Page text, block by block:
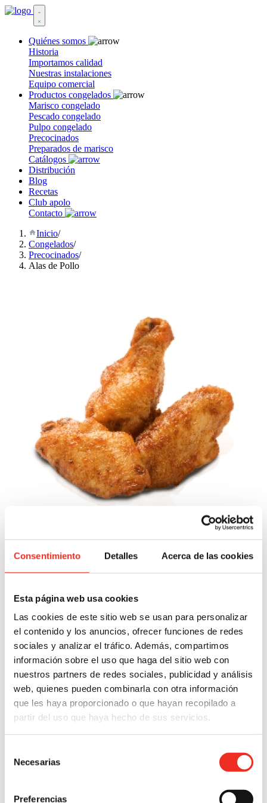
Consentimiento Detalles Acerca de las cookies
Esta página web usa cookies
Las cookies de este sitio web se usan para personalizar
el contenido y los anuncios, ofrecer funciones de redes
sociales y analizar el tráfico. Además, compartimos
información sobre el uso que haga del sitio web con
nuestros partners de redes sociales, publicidad y análisis
web, quienes pueden combinarla con otra información
que les haya proporcionado o que hayan recopilado a
partir del uso que haya hecho de sus servicios.
Necesarias
Preferencias
Quiénes somos
Historia
Importamos calidad
Nuestras instalaciones
Equipo comercial
Productos congelados
Marisco congelado
Pescado congelado
Pulpo congelado
Precocinados
Preparados de marisco
Catálogos
Distribución
Blog
Recetas
Club apolo
Contacto
Inicio/
Congelados/
Precocinados/
Alas de Pollo